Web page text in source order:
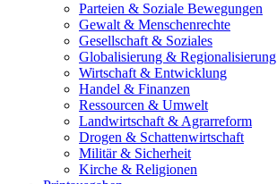
Parteien & Soziale Bewegungen
Gewalt & Menschenrechte
Gesellschaft & Soziales
Globalisierung & Regionalisierung
Wirtschaft & Entwicklung
Handel & Finanzen
Ressourcen & Umwelt
Landwirtschaft & Agrarreform
Drogen & Schattenwirtschaft
Militär & Sicherheit
Kirche & Religionen